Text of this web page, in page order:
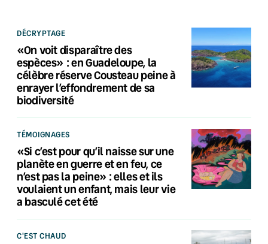
DÉCRYPTAGE
«On voit disparaître des
espèces» : en Guadeloupe, la
célèbre réserve Cousteau peine à
enrayer l’effondrement de sa
biodiversité
TÉMOIGNAGES
«Si c’est pour qu’il naisse sur une
planète en guerre et en feu, ce
n’est pas la peine» : elles et ils
voulaient un enfant, mais leur vie
a basculé cet été
C'EST CHAUD